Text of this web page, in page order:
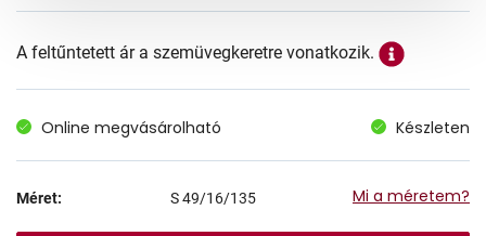
A feltűntetett ár a szemüvegkeretre vonatkozik.
Online megvásárolható Készleten
Méret: S49/16/135 Mi a méretem?